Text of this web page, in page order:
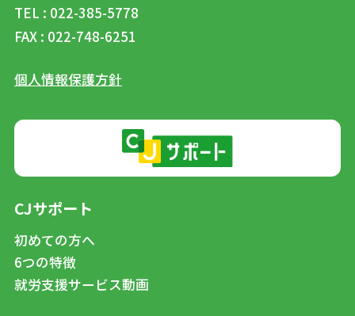
TEL : 022-385-5778
FAX : 022-748-6251
個人情報保護方針
CJサポート
初めての方へ
6つの特徴
就労支援サービス動画